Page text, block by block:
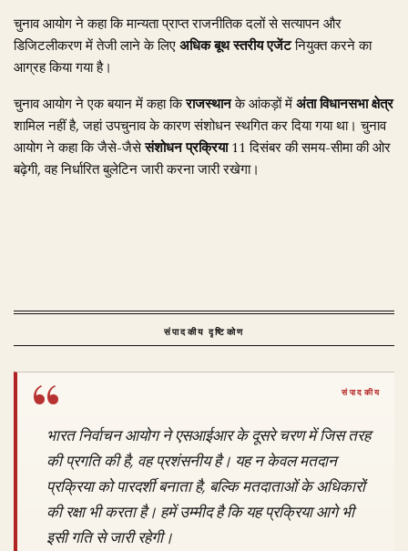
चुनाव आयोग ने कहा कि मान्यता प्राप्त राजनीतिक दलों से सत्यापन और
डिजिटलीकरण में तेजी लाने के लिएअधिक बूथ स्तरीय एजेंटनियुक्त करने का
आग्रह किया गया है।
चुनाव आयोग ने एक बयान में कहा किराजस्थानके आंकड़ों मेंअंता विधानसभा क्षेत्र
शामिल नहीं है, जहां उपचुनाव के कारण संशोधन स्थगित कर दिया गया था। चुनाव
आयोग ने कहा कि जैसे-जैसेसंशोधन प्रक्रिया11 दिसंबर की समय-सीमा की ओर
बढ़ेगी, वह निर्धारित बुलेटिन जारी करना जारी रखेगा।
संपादकीय दृष्टिकोण
भारत निर्वाचन आयोग ने एसआईआर के दूसरे चरण में जिस तरह
की प्रगति की है, वह प्रशंसनीय है। यह न केवल मतदान
प्रक्रिया को पारदर्शी बनाता है, बल्कि मतदाताओं के अधिकारों
की रक्षा भी करता है। हमें उम्मीद है कि यह प्रक्रिया आगे भी
इसी गति से जारी रहेगी।